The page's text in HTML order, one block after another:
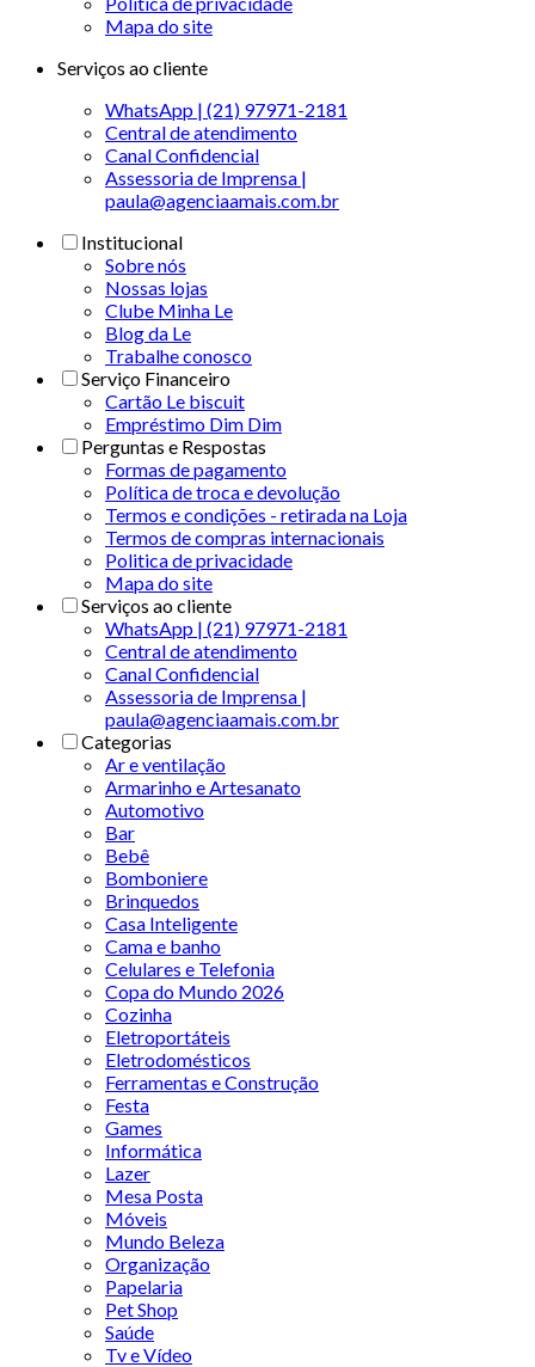
Mapa do site
Serviços ao cliente
WhatsApp | (21) 97971-2181
Central de atendimento
Canal Confidencial
Assessoria de Imprensa |
paula@agenciaamais.com.br
Institucional
Sobre nós
Nossas lojas
Clube Minha Le
Blog da Le
Trabalhe conosco
Serviço Financeiro
Cartão Le biscuit
Empréstimo Dim Dim
Perguntas e Respostas
Formas de pagamento
Política de troca e devolução
Termos e condições - retirada na Loja
Termos de compras internacionais
Politica de privacidade
Mapa do site
Serviços ao cliente
WhatsApp | (21) 97971-2181
Central de atendimento
Canal Confidencial
Assessoria de Imprensa |
paula@agenciaamais.com.br
Categorias
Ar e ventilação
Armarinho e Artesanato
Automotivo
Bar
Bebê
Bomboniere
Brinquedos
Casa Inteligente
Cama e banho
Celulares e Telefonia
Copa do Mundo 2026
Cozinha
Eletroportáteis
Eletrodomésticos
Ferramentas e Construção
Festa
Games
Informática
Lazer
Mesa Posta
Móveis
Mundo Beleza
Organização
Papelaria
Pet Shop
Saúde
Tv e Vídeo